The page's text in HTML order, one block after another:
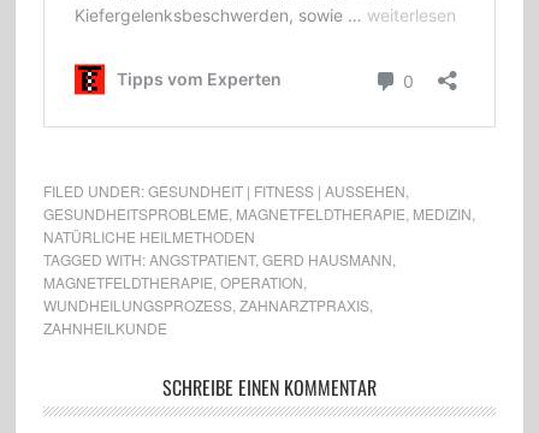
FILED UNDER:GESUNDHEIT | FITNESS | AUSSEHEN,
GESUNDHEITSPROBLEME, MAGNETFELDTHERAPIE, MEDIZIN,
NATÜRLICHE HEILMETHODEN
TAGGED WITH:ANGSTPATIENT,GERD HAUSMANN,
MAGNETFELDTHERAPIE,OPERATION,
WUNDHEILUNGSPROZESS,ZAHNARZTPRAXIS,
ZAHNHEILKUNDE
SCHREIBE EINEN KOMMENTAR